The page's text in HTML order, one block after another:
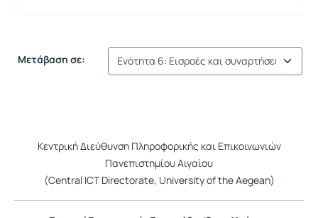
Μετάβαση σε:
Κεντρική Διεύθυνση Πληροφορικής και Επικοινωνιών
Πανεπιστημίου Αιγαίου
(Central ICT Directorate, University of the Aegean)